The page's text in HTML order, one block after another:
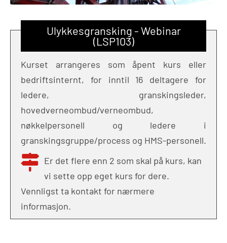
Ulykkesgransking - Webinar
(LSP103)
Kurset arrangeres som åpent kurs eller
bedriftsinternt, for inntil 16 deltagere for
ledere, granskingsleder,
hovedverneombud/verneombud,
nøkkelpersonell og ledere i
granskingsgruppe/process og HMS-personell.
Er det flere enn 2 som skal på kurs, kan
vi sette opp eget kurs for dere.
Vennligst ta kontakt for nærmere
informasjon.